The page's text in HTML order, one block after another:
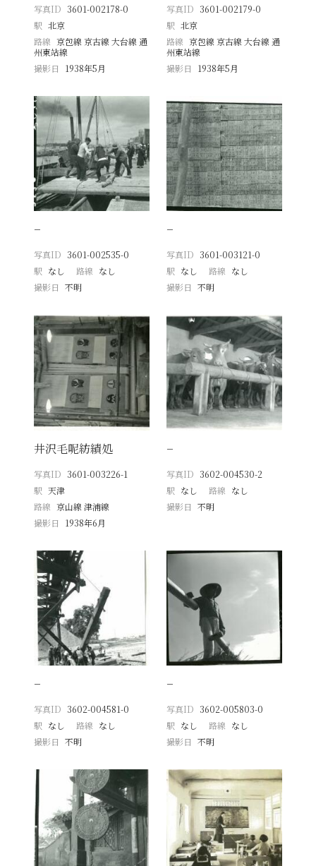
写真ID 3601-002178-0
駅 北京
路線 京包線 京古線 大台線 通
州東站線
撮影日
1938年5月
写真ID 3601-002179-0
駅 北京
路線 京包線 京古線 大台線 通
州東站線
撮影日
1938年5月
−
写真ID 3601-002535-0
駅 なし 路線 なし
撮影日
不明
−
写真ID 3601-003121-0
駅 なし 路線 なし
撮影日 不明
井沢毛呢紡績処
写真ID 3601-003226-1
駅 天津
路線 京山線 津浦線
撮影日
1938年6月
−
写真ID 3602-004530-2
駅 なし 路線 なし
撮影日 不明
−
写真ID 3602-004581-0
駅 なし 路線 なし
撮影日
不明
−
写真ID 3602-005803-0
駅 なし 路線 なし
撮影日 不明